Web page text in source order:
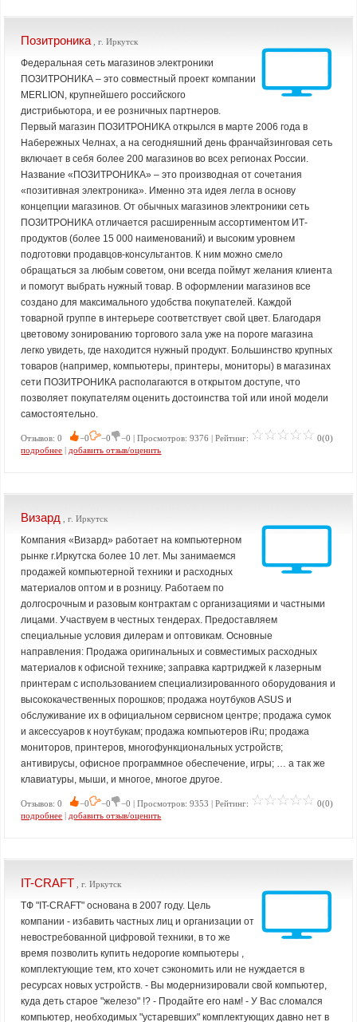
Позитроника , г. Иркутск
Федеральная сеть магазинов электроники
ПОЗИТРОНИКА – это совместный проект компании
MERLION, крупнейшего российского
дистрибьютора, и ее розничных партнеров.
Первый магазин ПОЗИТРОНИКА открылся в марте 2006 года в
Набережных Челнах, а на сегодняшний день франчайзинговая сеть
включает в себя более 200 магазинов во всех регионах России.
Название «ПОЗИТРОНИКА» – это производная от сочетания
«позитивная электроника». Именно эта идея легла в основу
концепции магазинов. От обычных магазинов электроники сеть
ПОЗИТРОНИКА отличается расширенным ассортиментом ИТ-
продуктов (более 15 000 наименований) и высоким уровнем
подготовки продавцов-консультантов. К ним можно смело
обращаться за любым советом, они всегда поймут желания клиента
и помогут выбрать нужный товар. В оформлении магазинов все
создано для максимального удобства покупателей. Каждой
товарной группе в интерьере соответствует свой цвет. Благодаря
цветовому зонированию торгового зала уже на пороге магазина
легко увидеть, где находится нужный продукт. Большинство крупных
товаров (например, компьютеры, принтеры, мониторы) в магазинах
сети ПОЗИТРОНИКА располагаются в открытом доступе, что
позволяет покупателям оценить достоинства той или иной модели
самостоятельно.
Отзывов: 0 −0 −0 −0 | Просмотров: 9376 | Рейтинг:
0(0)
подробнее | добавить отзыв/оценить
Визард , г. Иркутск
Компания «Визард» работает на компьютерном
рынке г.Иркутска более 10 лет. Мы занимаемся
продажей компьютерной техники и расходных
материалов оптом и в розницу. Работаем по
долгосрочным и разовым контрактам с организациями и частными
лицами. Участвуем в честных тендерах. Предоставляем
специальные условия дилерам и оптовикам. Основные
направления: Продажа оригинальных и совместимых расходных
материалов к офисной технике; заправка картриджей к лазерным
принтерам с использованием специализированного оборудования и
высококачественных порошков; продажа ноутбуков ASUS и
обслуживание их в официальном сервисном центре; продажа сумок
и аксессуаров к ноутбукам; продажа компьютеров iRu; продажа
мониторов, принтеров, многофункциональных устройств;
антивирусы, офисное программное обеспечение, игры; … а так же
клавиатуры, мыши, и многое, многое другое.
Отзывов: 0 −0 −0 −0 | Просмотров: 9353 | Рейтинг:
0(0)
подробнее | добавить отзыв/оценить
IT-CRAFT , г. Иркутск
ТФ "IT-CRAFT" основана в 2007 году. Цель
компании - избавить частных лиц и организации от
невостребованной цифровой техники, в то же
время позволить купить недорогие компьютеры ,
комплектующие тем, кто хочет сэкономить или не нуждается в
ресурсах новых устройств. - Вы модернизировали свой компьютер,
куда деть старое "железо" !? - Продайте его нам! - У Вас сломался
компьютер, необходимых "устаревших" комплектующих давно нет в